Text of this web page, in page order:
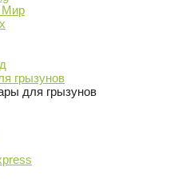
Мир
грызунов
для грызунов